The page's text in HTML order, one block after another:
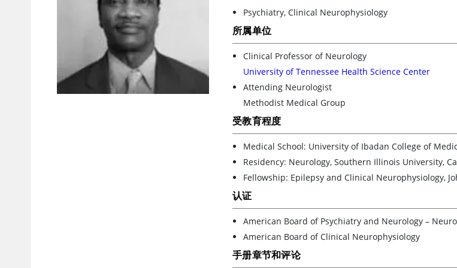
Psychiatry, Clinical Neurophysiology
所属单位
Clinical Professor of Neurology
University of Tennessee Health Science Center
Attending Neurologist
Methodist Medical Group
受教育程度
Medical School: University of Ibadan College of
Residency: Neurology, Southern Illinois University,
Fellowship: Epilepsy and Clinical Neurophysiology,
认证
American Board of Psychiatry and Neurology –
American Board of Clinical Neurophysiology
手册章节和评论